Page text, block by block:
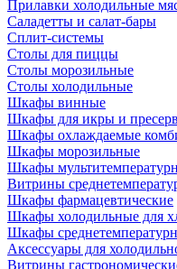
Прилавки холодильные
Саладетты и салат-бары
Сплит-системы
Столы для пиццы
Столы морозильные
Столы холодильные
Шкафы винные
Шкафы для икры и
Шкафы охлаждаемые
Шкафы морозильные
Шкафы
Витрины
Шкафы фармацевтические
Шкафы холодильные для
Шкафы
Аксессуары для
Витрины